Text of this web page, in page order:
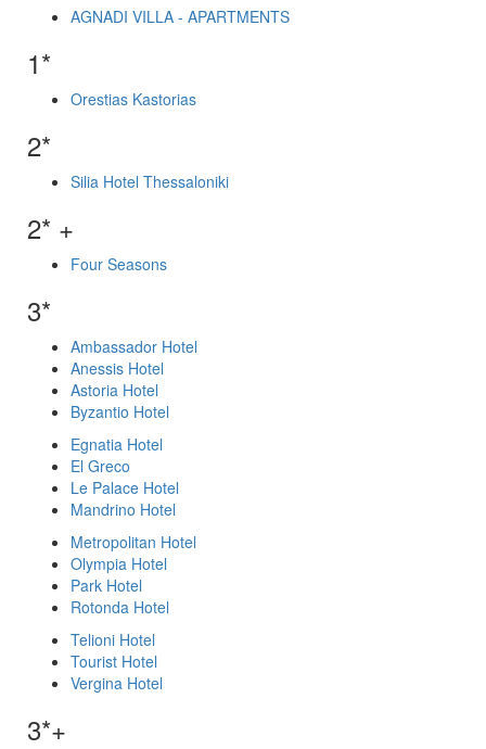
AGNADI VILLA - APARTMENTS
1*
Orestias Kastorias
2*
Silia Hotel Thessaloniki
2* +
Four Seasons
3*
Ambassador Hotel
Anessis Hotel
Astoria Hotel
Byzantio Hotel
Egnatia Hotel
El Greco
Le Palace Hotel
Mandrino Hotel
Metropolitan Hotel
Olympia Hotel
Park Hotel
Rotonda Hotel
Telioni Hotel
Tourist Hotel
Vergina Hotel
3*+